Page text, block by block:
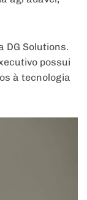
DG Solutions.
possui
à tecnologia